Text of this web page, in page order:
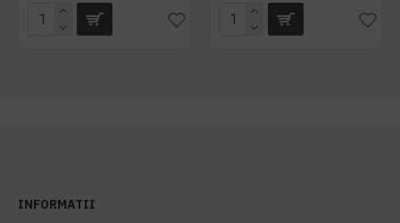
INFORMATII